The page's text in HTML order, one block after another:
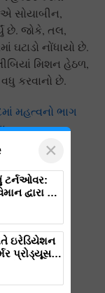
સોયાબીન,
છે. જોકે, તલ,
ઘટાડો નોંધાયો છે.
મિશન હેઠળ,
કરવાનો છે.
મહત્વનો ભાગ
×
ટર્નઓવર:
દ્વારા કૃષિ
ઇરેડિયેશન
પ્રોડ્યૂસર